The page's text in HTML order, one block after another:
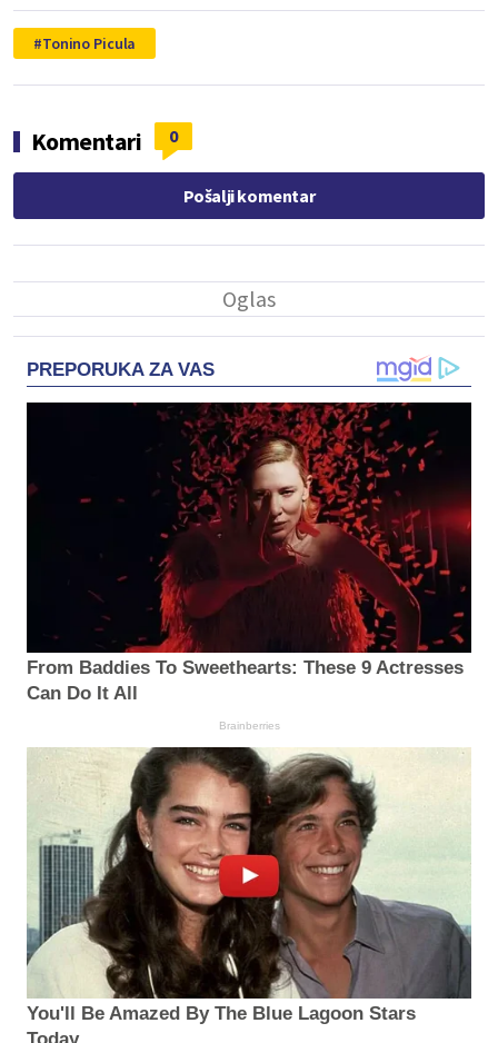
Tonino Picula
Komentari 0
Pošalji komentar
PREPORUKA ZA VAS
From Baddies To Sweethearts: These 9 Actresses
Can Do It All
Brainberries
You'll Be Amazed By The Blue Lagoon Stars
Today